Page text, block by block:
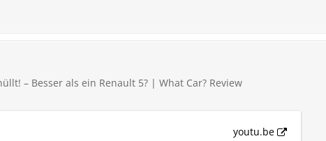
– Besser als ein Renault 5? | What Car? Review
youtu.be